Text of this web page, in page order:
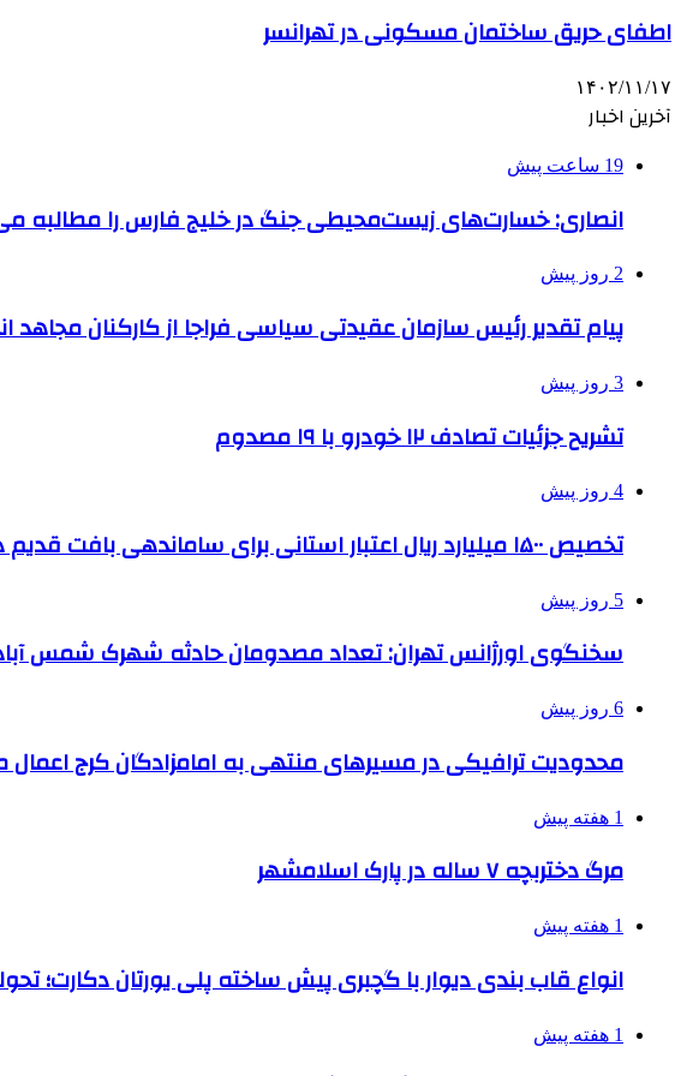
اطفای حریق ساختمان مسکونی در تهرانسر
۱۴۰۲/۱۱/۱۷
آخرین اخبار
19 ساعت پیش
انصاری: خسارت‌های زیست‌محیطی جنگ در خلیج فارس را مطالبه‌
2 روز پیش
پیام تقدیر رئیس سازمان عقیدتی سیاسی فراجا از کارکنان مجاهد
3 روز پیش
تشریح جزئیات تصادف ۱۲ خودرو با ۱۹ مصدوم
4 روز پیش
تخصیص ۱۵۰۰ میلیارد ریال اعتبار استانی برای ساماندهی بافت قدیم دزفول
5 روز پیش
سخنگوی اورژانس تهران: تعداد مصدومان حادثه شهرک شمس آباد به
6 روز پیش
محدودیت ترافیکی در مسیرهای منتهی به امامزادگان کرج
1 هفته پیش
مرگ دختربچه ۷ ساله در پارک اسلامشهر
1 هفته پیش
انواع قاب بندی دیوار با گچبری پیش ساخته پلی یورتان
1 هفته پیش